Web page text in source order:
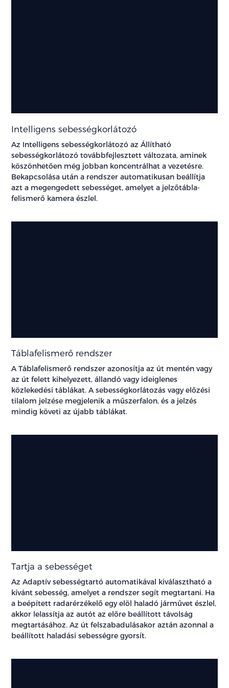
Intelligens sebességkorlátozó
Az Intelligens sebességkorlátozó az Állítható
sebességkorlátozó továbbfejlesztett változata, aminek
köszönhetően még jobban koncentrálhat a vezetésre.
Bekapcsolása után a rendszer automatikusan beállítja
azt a megengedett sebességet, amelyet a jelzőtábla-
felismerő kamera észlel.
Táblafelismerő rendszer
A Táblafelismerő rendszer azonosítja az út mentén vagy
az út felett kihelyezett, állandó vagy ideiglenes
közlekedési táblákat. A sebességkorlátozás vagy előzési
tilalom jelzése megjelenik a műszerfalon, és a jelzés
mindig követi az újabb táblákat.
Tartja a sebességet
Az Adaptív sebességtartó automatikával kiválasztható a
kívánt sebesség, amelyet a rendszer segít megtartani. Ha
a beépített radarérzékelő egy elöl haladó járművet észlel,
akkor lelassítja az autót az előre beállított távolság
megtartásához. Az út felszabadulásakor aztán azonnal a
beállított haladási sebességre gyorsít.